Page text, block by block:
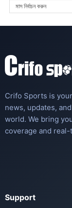
Crifo Sports is
news, updates,
world. We bring
coverage and
Support